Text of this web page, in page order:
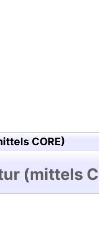
CORE)
(mittels